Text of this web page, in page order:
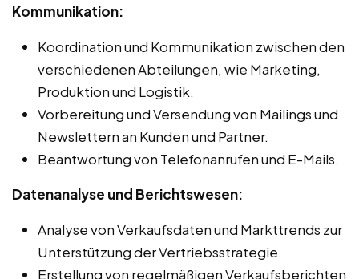
Kommunikation:
Koordination und Kommunikation zwischen den
verschiedenen Abteilungen, wie Marketing,
Produktion und Logistik.
Vorbereitung und Versendung von Mailings und
Newslettern an Kunden und Partner.
Beantwortung von Telefonanrufen und E-Mails.
Datenanalyse und Berichtswesen:
Analyse von Verkaufsdaten und Markttrends zur
Unterstützung der Vertriebsstrategie.
Erstellung von regelmäßigen Verkaufsberichten